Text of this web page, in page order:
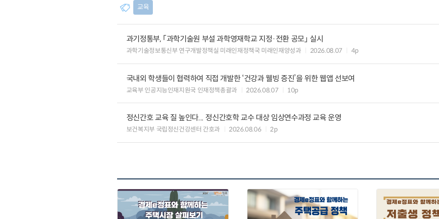
교육
과기정통부, 「과학기술원 부설 과학영재학교 지정·전환 공모」 실시
과학기술정보통신부 연구개발정책실 미래인재정책국 미래인재양성과 2026.08.07 4p
국내외 학생들이 협력하여 직접 개발한 ‘건강과 웰빙 증진’을 위한 웹앱 선보여
교육부 인공지능인재지원국 인재정책총괄과 2026.08.07 10p
정신간호 교육 질 높인다... 정신간호학 교수 대상 임상연수과정 교육 운영
보건복지부 국립정신건강센터 간호과 2026.08.06 2p